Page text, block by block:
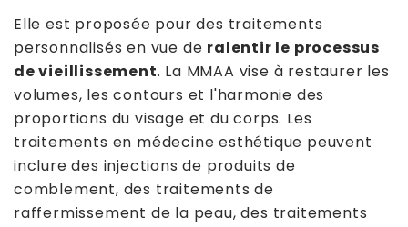
Elle est proposée pour des traitements
personnalisés en vue de ralentir le processus
de vieillissement. La MMAA vise à restaurer les
volumes, les contours et l'harmonie des
proportions du visage et du corps. Les
traitements en médecine esthétique peuvent
inclure des injections de produits de
comblement, des traitements de
raffermissement de la peau, des traitements